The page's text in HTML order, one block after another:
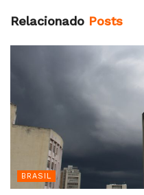
Relacionado Posts
BRASIL